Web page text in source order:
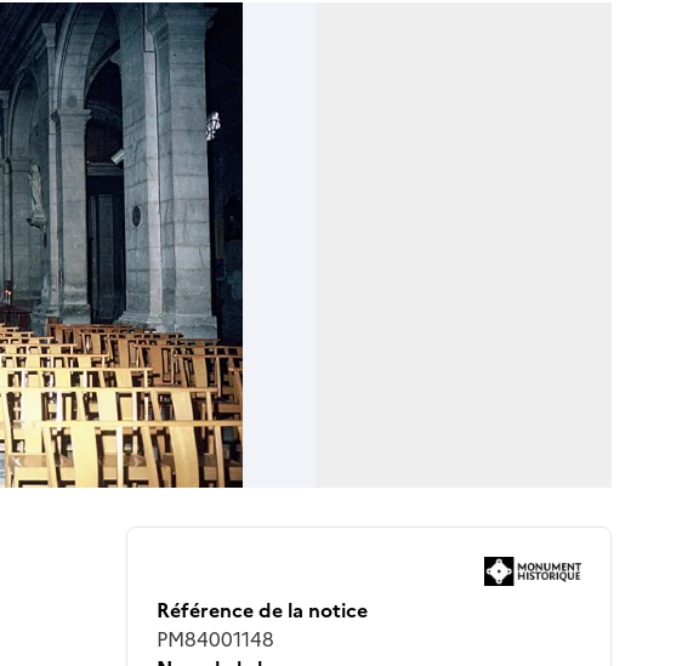
Référence de la notice
PM84001148